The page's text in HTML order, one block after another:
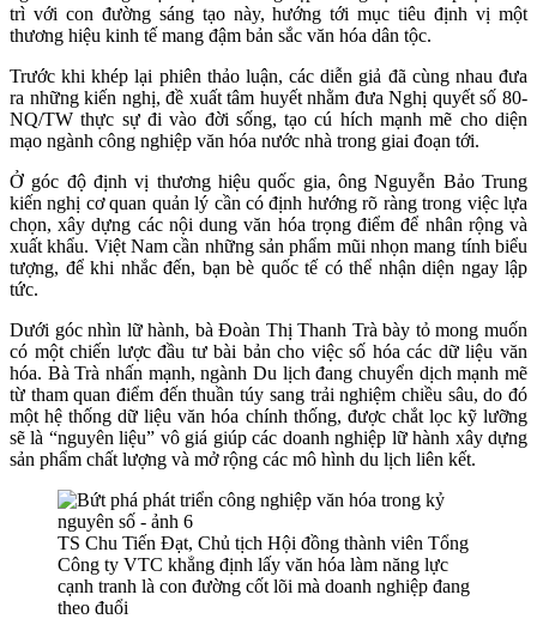
trì với con đường sáng tạo này, hướng tới mục tiêu định vị một
thương hiệu kinh tế mang đậm bản sắc văn hóa dân tộc.
Trước khi khép lại phiên thảo luận, các diễn giả đã cùng nhau đưa
ra những kiến nghị, đề xuất tâm huyết nhằm đưa Nghị quyết số 80-
NQ/TW thực sự đi vào đời sống, tạo cú hích mạnh mẽ cho diện
mạo ngành công nghiệp văn hóa nước nhà trong giai đoạn tới.
Ở góc độ định vị thương hiệu quốc gia, ông Nguyễn Bảo Trung
kiến nghị cơ quan quản lý cần có định hướng rõ ràng trong việc lựa
chọn, xây dựng các nội dung văn hóa trọng điểm để nhân rộng và
xuất khẩu. Việt Nam cần những sản phẩm mũi nhọn mang tính biểu
tượng, để khi nhắc đến, bạn bè quốc tế có thể nhận diện ngay lập
tức.
Dưới góc nhìn lữ hành, bà Đoàn Thị Thanh Trà bày tỏ mong muốn
có một chiến lược đầu tư bài bản cho việc số hóa các dữ liệu văn
hóa. Bà Trà nhấn mạnh, ngành Du lịch đang chuyển dịch mạnh mẽ
từ tham quan điểm đến thuần túy sang trải nghiệm chiều sâu, do đó
một hệ thống dữ liệu văn hóa chính thống, được chắt lọc kỹ lưỡng
sẽ là “nguyên liệu” vô giá giúp các doanh nghiệp lữ hành xây dựng
sản phẩm chất lượng và mở rộng các mô hình du lịch liên kết.
TS Chu Tiến Đạt, Chủ tịch Hội đồng thành viên Tổng
Công ty VTC khẳng định lấy văn hóa làm năng lực
cạnh tranh là con đường cốt lõi mà doanh nghiệp đang
theo đuổi